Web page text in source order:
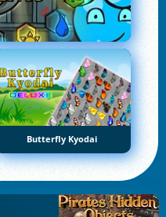
Butterfly Kyodai